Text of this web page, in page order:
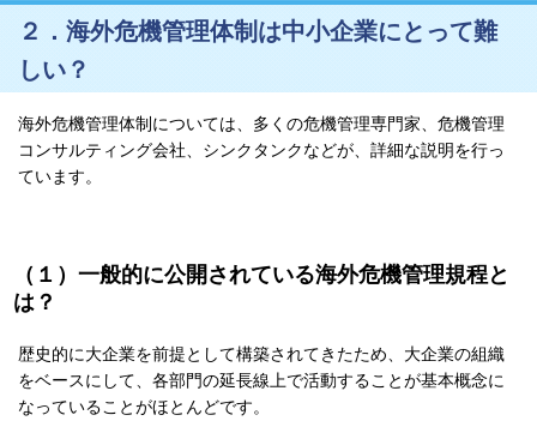
２．海外危機管理体制は中小企業にとって難
しい？
海外危機管理体制については、多くの危機管理専門家、危機管理
コンサルティング会社、シンクタンクなどが、詳細な説明を行っ
ています。
（１）一般的に公開されている海外危機管理規程と
は？
歴史的に大企業を前提として構築されてきたため、大企業の組織
をベースにして、各部門の延長線上で活動することが基本概念に
なっていることがほとんどです。